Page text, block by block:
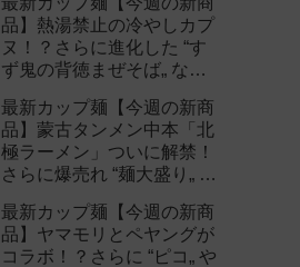
品】熱湯禁止の冷やしカプ
ヌ！？さらに進化した “す
ず鬼の背徳まぜそば„ など
最新カップ麺【今週の新商
品】蒙古タンメン中本「北
極ラーメン」ついに解禁！
さらに爆売れ “麺大盛り„ シ
作まとめ！
最新カップ麺【今週の新商
品】ヤマモリとペヤングが
コラボ！？さらに “ピコ„ や